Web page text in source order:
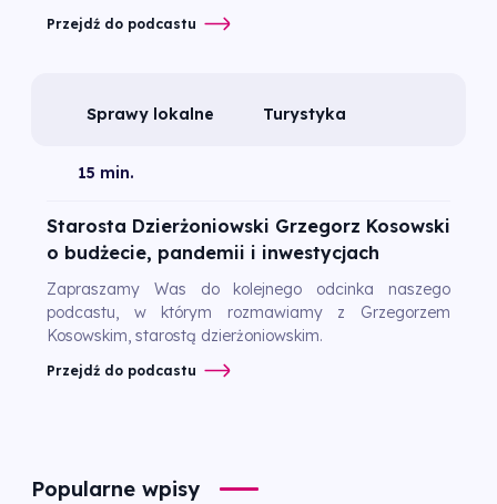
Przejdź do podcastu
Sprawy lokalne Turystyka
15 min.
Starosta Dzierżoniowski Grzegorz Kosowski
o budżecie, pandemii i inwestycjach
Zapraszamy Was do kolejnego odcinka naszego
podcastu, w którym rozmawiamy z Grzegorzem
Kosowskim, starostą dzierżoniowskim.
Przejdź do podcastu
Popularne wpisy